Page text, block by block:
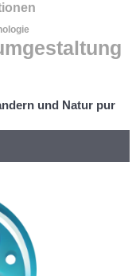
und Natur pur